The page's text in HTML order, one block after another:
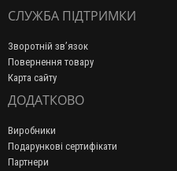
СЛУЖБА ПІДТРИМКИ
Зворотній зв’язок
Повернення товару
Карта сайту
ДОДАТКОВО
Виробники
Подарункові сертифікати
Партнери